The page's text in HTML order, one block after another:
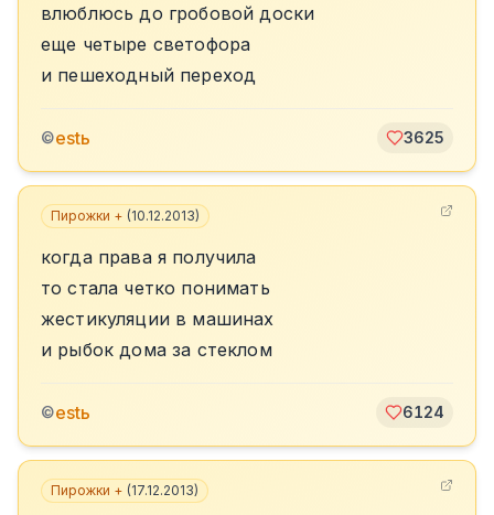
влюблюсь до гробовой доски
еще четыре светофора
и пешеходный переход
©estь 3625
Пирожки + (10.12.2013)
когда права я получила
то стала четко понимать
жестикуляции в машинах
и рыбок дома за стеклом
©estь 6124
Пирожки + (17.12.2013)